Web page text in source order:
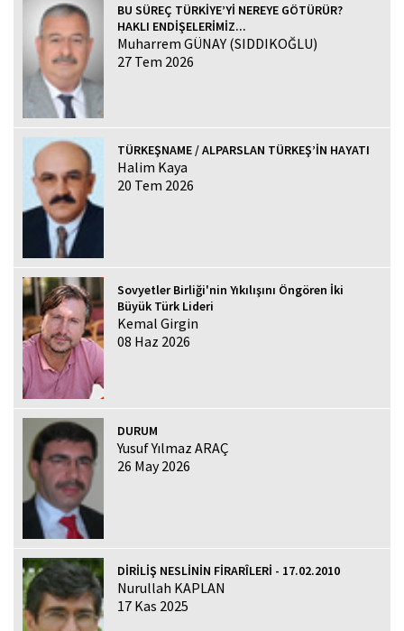
BU SÜREÇ TÜRKİYE’Yİ NEREYE GÖTÜRÜR?
HAKLI ENDİŞELERİMİZ...
Muharrem GÜNAY (SIDDIKOĞLU)
27 Tem 2026
TÜRKEŞNAME / ALPARSLAN TÜRKEŞ’İN HAYATI
Halim Kaya
20 Tem 2026
Sovyetler Birliği'nin Yıkılışını Öngören İki
Büyük Türk Lideri
Kemal Girgin
08 Haz 2026
DURUM
Yusuf Yılmaz ARAÇ
26 May 2026
DİRİLİŞ NESLİNİN FİRARÎLERİ - 17.02.2010
Nurullah KAPLAN
17 Kas 2025